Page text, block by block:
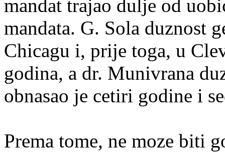
mandat trajao dulje od
mandata. G. Sola duznost
Chicagu i, prije toga, u
godina, a dr. Munivrana
obnasao je cetiri godine i
Prema tome, ne moze biti